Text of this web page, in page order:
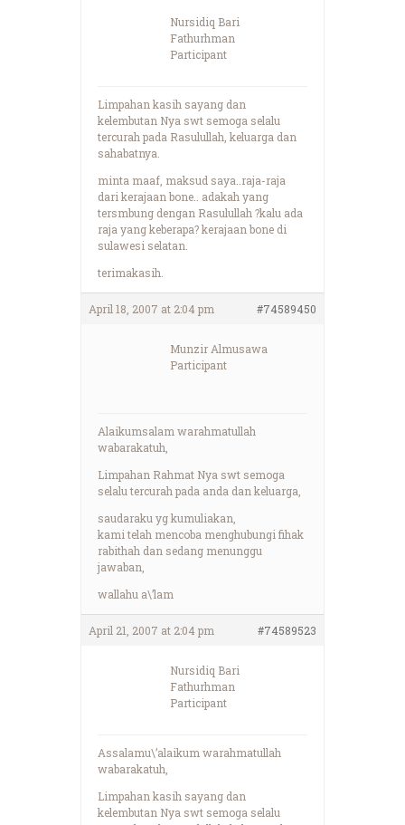
Nursidiq Bari
Fathurhman
Participant
Limpahan kasih sayang dan
kelembutan Nya swt semoga selalu
tercurah pada Rasulullah, keluarga dan
sahabatnya.
minta maaf, maksud saya..raja-raja
dari kerajaan bone.. adakah yang
tersmbung dengan Rasulullah ?kalu ada
raja yang keberapa? kerajaan bone di
sulawesi selatan.
terimakasih.
April 18, 2007 at 2:04 pm #74589450
Munzir Almusawa
Participant
Alaikumsalam warahmatullah
wabarakatuh,
Limpahan Rahmat Nya swt semoga
selalu tercurah pada anda dan keluarga,
saudaraku yg kumuliakan,
kami telah mencoba menghubungi fihak
rabithah dan sedang menunggu
jawaban,
wallahu a\’lam
April 21, 2007 at 2:04 pm #74589523
Nursidiq Bari
Fathurhman
Participant
Assalamu\’alaikum warahmatullah
wabarakatuh,
Limpahan kasih sayang dan
kelembutan Nya swt semoga selalu